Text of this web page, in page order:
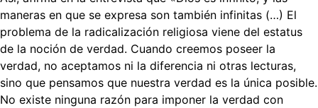
maneras en que se expresa son también infinitas (…) El
problema de la radicalización religiosa viene del estatus
de la noción de verdad. Cuando creemos poseer la
verdad, no aceptamos ni la diferencia ni otras lecturas,
sino que pensamos que nuestra verdad es la única posible.
No existe ninguna razón para imponer la verdad con